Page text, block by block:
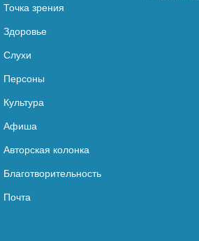
Точка зрения
Здоровье
Слухи
Персоны
Культура
Афиша
Авторская колонка
Благотворительность
Почта